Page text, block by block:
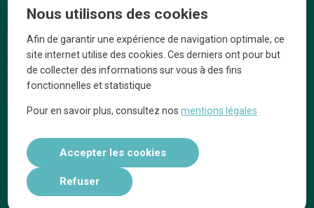
Accueil
Bonnes adresses
Quartiers
Blog
Tops 10
Artisans
A propos
On parle de nous
Nous utilisons des cookies
Afin de garantir une expérience de navigation optimale, ce
site internet utilise des cookies. Ces derniers ont pour but
de collecter des informations sur vous à des fins
fonctionnelles et statistique
Pour en savoir plus, consultez nosmentions légales
Accepter les cookies
Refuser